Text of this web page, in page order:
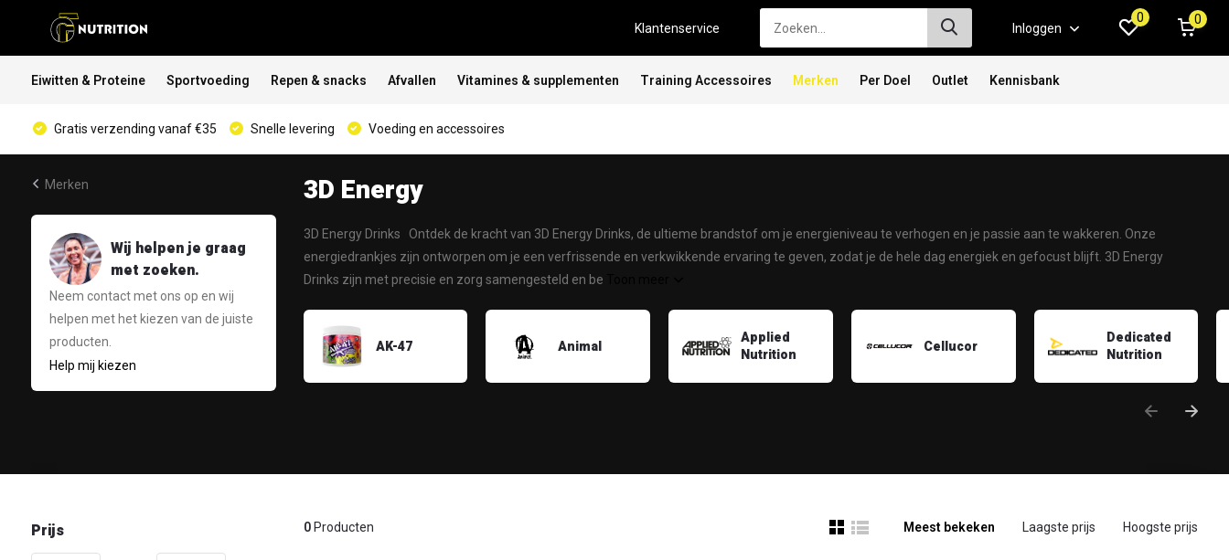
Klantenservice Inloggen
0 0
Eiwitten & Proteine Sportvoeding Repen & snacks Afvallen Vitamines & supplementen Training Accessoires Merken Per Doel Outlet Kennisbank
Gratis verzending vanaf €35 Snelle levering Voeding en accessoires
Merken
Wij helpen je graag
met zoeken.
Neem contact met ons op en wij
helpen met het kiezen van de juiste
producten.
Help mij kiezen
3D Energy
3D Energy Drinks Ontdek de kracht van 3D Energy Drinks, de ultieme brandstof om je energieniveau te verhogen en je passie aan te wakkeren. Onze
energiedrankjes zijn ontworpen om je een verfrissende en verkwikkende ervaring te geven, zodat je de hele dag energiek en gefocust blijft. 3D Energy
Drinks zijn met precisie en zorg samengesteld en be
AK-47 Animal
Applied
Nutrition
Cellucor
Dedicated
Nutrition
Prijs 0Producten Meest bekeken Laagste prijs Hoogste prijs